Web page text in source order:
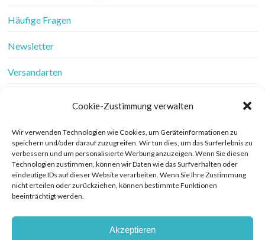
Cookie-Zustimmung verwalten
Wir verwenden Technologien wie Cookies, um Geräteinformationen zu
speichern und/oder darauf zuzugreifen. Wir tun dies, um das Surferlebnis zu
verbessern und um personalisierte Werbung anzuzeigen. Wenn Sie diesen
Technologien zustimmen, können wir Daten wie das Surfverhalten oder
eindeutige IDs auf dieser Website verarbeiten. Wenn Sie Ihre Zustimmung
nicht erteilen oder zurückziehen, können bestimmte Funktionen
beeinträchtigt werden.
Akzeptieren
Häufige Fragen
Newsletter
Versandarten
Werbung
Widerrufsbelehrung
Zahlungsarten